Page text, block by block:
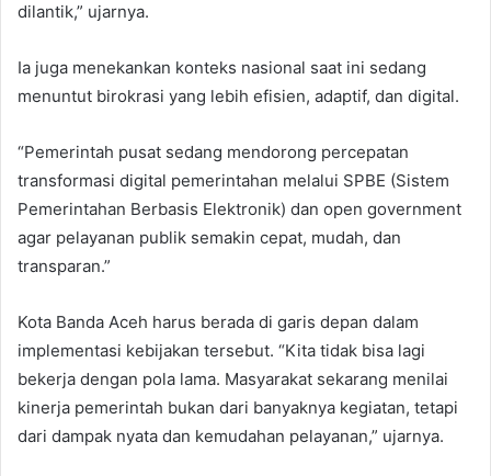
dilantik,” ujarnya.
Ia juga menekankan konteks nasional saat ini sedang
menuntut birokrasi yang lebih efisien, adaptif, dan digital.
“Pemerintah pusat sedang mendorong percepatan
transformasi digital pemerintahan melalui SPBE (Sistem
Pemerintahan Berbasis Elektronik) dan open government
agar pelayanan publik semakin cepat, mudah, dan
transparan.”
Kota Banda Aceh harus berada di garis depan dalam
implementasi kebijakan tersebut. “Kita tidak bisa lagi
bekerja dengan pola lama. Masyarakat sekarang menilai
kinerja pemerintah bukan dari banyaknya kegiatan, tetapi
dari dampak nyata dan kemudahan pelayanan,” ujarnya.